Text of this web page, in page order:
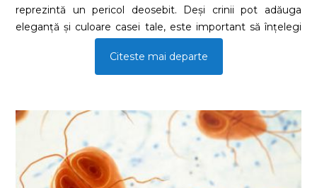
reprezintă un pericol deosebit. Deși crinii pot adăuga
eleganță și culoare casei tale, este important să înțelegi
riscurile pe care le prezintă pentru feline.
Citeste mai departe